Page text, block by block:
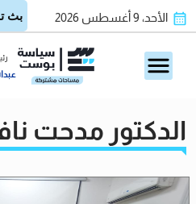
الأحد، 9 أغسطس 2026
الدكتور مدحت